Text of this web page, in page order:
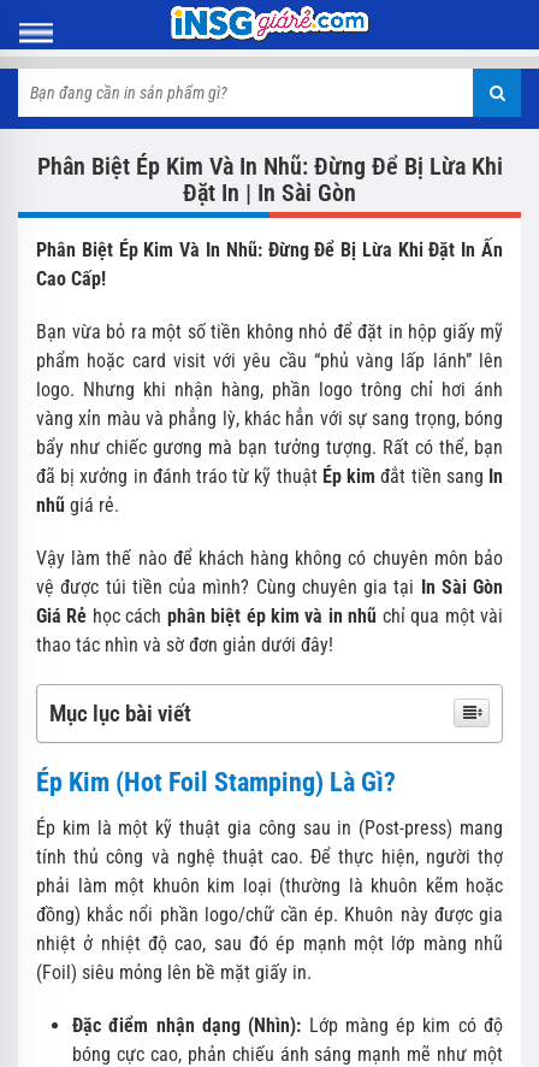
Phân Biệt Ép Kim Và In Nhũ: Đừng Để Bị Lừa Khi
Đặt In | In Sài Gòn
Phân Biệt Ép Kim Và In Nhũ: Đừng Để Bị Lừa Khi Đặt In Ấn
Cao Cấp!
Bạn vừa bỏ ra một số tiền không nhỏ để đặt in hộp giấy mỹ
phẩm hoặc card visit với yêu cầu “phủ vàng lấp lánh” lên
logo. Nhưng khi nhận hàng, phần logo trông chỉ hơi ánh
vàng xỉn màu và phẳng lỳ, khác hẳn với sự sang trọng, bóng
bẩy như chiếc gương mà bạn tưởng tượng. Rất có thể, bạn
đã bị xưởng in đánh tráo từ kỹ thuật Ép kim đắt tiền sang In
nhũ giá rẻ.
Vậy làm thế nào để khách hàng không có chuyên môn bảo
vệ được túi tiền của mình? Cùng chuyên gia tại In Sài Gòn
Giá Rẻ học cách phân biệt ép kim và in nhũ chỉ qua một vài
thao tác nhìn và sờ đơn giản dưới đây!
Mục lục bài viết
Ép Kim (Hot Foil Stamping) Là Gì?
Ép kim là một kỹ thuật gia công sau in (Post-press) mang
tính thủ công và nghệ thuật cao. Để thực hiện, người thợ
phải làm một khuôn kim loại (thường là khuôn kẽm hoặc
đồng) khắc nổi phần logo/chữ cần ép. Khuôn này được gia
nhiệt ở nhiệt độ cao, sau đó ép mạnh một lớp màng nhũ
(Foil) siêu mỏng lên bề mặt giấy in.
Đặc điểm nhận dạng (Nhìn): Lớp màng ép kim có độ
bóng cực cao, phản chiếu ánh sáng mạnh mẽ như một